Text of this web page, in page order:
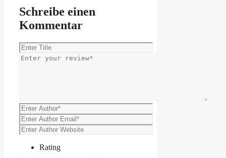
Schreibe einen
Kommentar
Rating